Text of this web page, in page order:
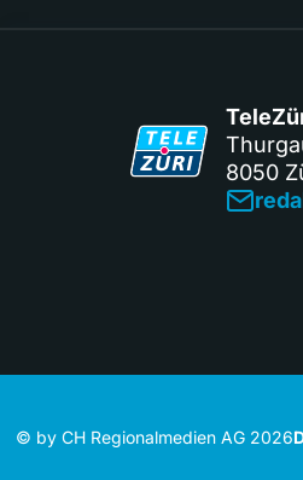
8050
© by CH Regionalmedien AG 2026